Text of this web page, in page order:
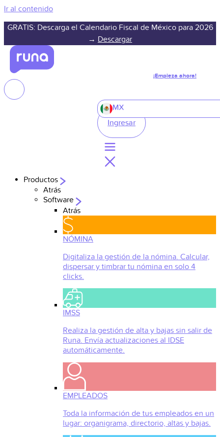
Ir al contenido
GRATIS: Descarga el Calendario Fiscal de México para 2026
→ Descargar
¡Empieza ahora!
MX
Ingresar
Productos
Atrás
Software
Atrás
NÓMINA
Digitaliza la gestión de la nómina. Calcular,
dispersar y timbrar tu nómina en solo 4
clicks.
IMSS
Realiza la gestión de alta y bajas sin salir de
Runa. Envía actualizaciones al IDSE
automáticamente.
EMPLEADOS
Toda la información de tus empleados en un
lugar: organigrama, directorio, altas y bajas.